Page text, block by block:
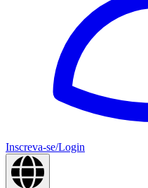
Inscreva-se/Login